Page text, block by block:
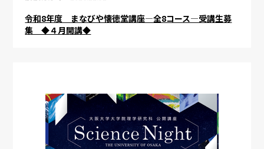
令和8年度 まなびや懐徳堂講座―全8コース―受講生募
集 ◆４月開講◆